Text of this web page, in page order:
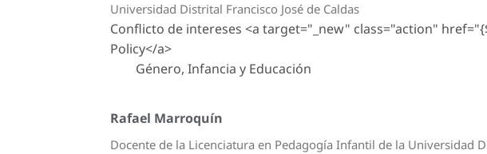
Universidad Distrital Francisco José de Caldas
Conflicto de intereses <a target="_new" class="action"
Policy</a>
Género, Infancia y Educación
Rafael Marroquín
Docente de la Licenciatura en Pedagogía Infantil de la Universidad